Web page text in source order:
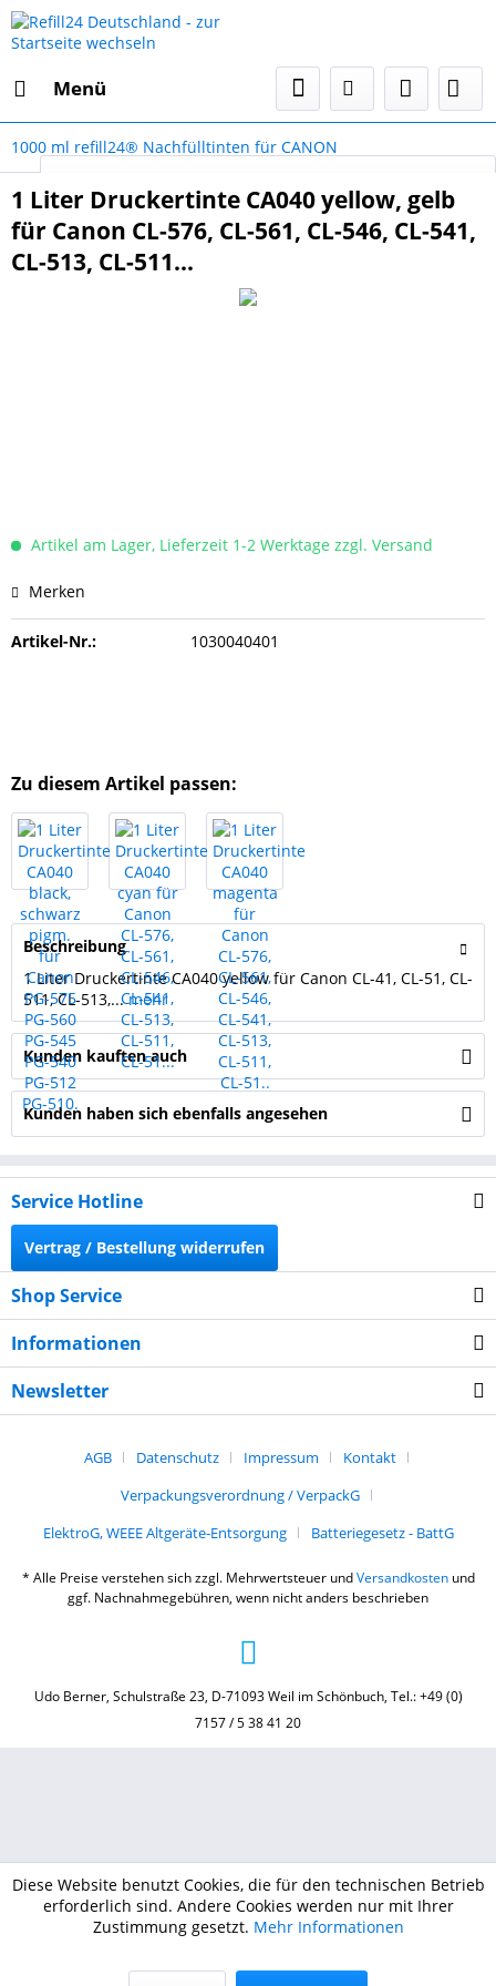
Menü
1000 ml refill24® Nachfülltinten für CANON
1 Liter Druckertinte CA040 yellow, gelb
für Canon CL-576, CL-561, CL-546, CL-541,
CL-513, CL-511...
Artikel am Lager, Lieferzeit 1-2 Werktage zzgl. Versand
Merken
Artikel-Nr.: 1030040401
Zu diesem Artikel passen:
Beschreibung
1 Liter Druckertinte CA040 yellow für Canon CL-41, CL-51, CL-
511, CL-513,...mehr
Kunden kauften auch
Kunden haben sich ebenfalls angesehen
Service Hotline
Vertrag / Bestellung widerrufen
Shop Service
Informationen
Newsletter
AGB Datenschutz Impressum
Kontakt
Verpackungsverordnung / VerpackG
ElektroG, WEEE Altgeräte-Entsorgung
Batteriegesetz - BattG
* Alle Preise verstehen sich zzgl. Mehrwertsteuer undVersandkostenund
ggf. Nachnahmegebühren, wenn nicht anders beschrieben
Udo Berner, Schulstraße 23, D-71093 Weil im Schönbuch, Tel.: +49 (0)
7157 / 5 38 41 20
Diese Website benutzt Cookies, die für den technischen Betrieb
erforderlich sind. Andere Cookies werden nur mit Ihrer
Zustimmung gesetzt. Mehr Informationen